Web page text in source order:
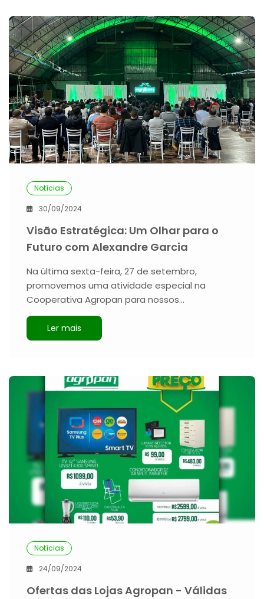
Notícias
30/09/2024
Visão Estratégica: Um Olhar para o
Futuro com Alexandre Garcia
Na última sexta-feira, 27 de setembro,
promovemos uma atividade especial na
Cooperativa Agropan para nossos…
Ler mais
Notícias
24/09/2024
Ofertas das Lojas Agropan - Válidas